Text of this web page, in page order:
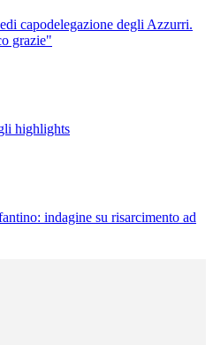
capodelegazione degli Azzurri.
grazie"
highlights
indagine su risarcimento ad